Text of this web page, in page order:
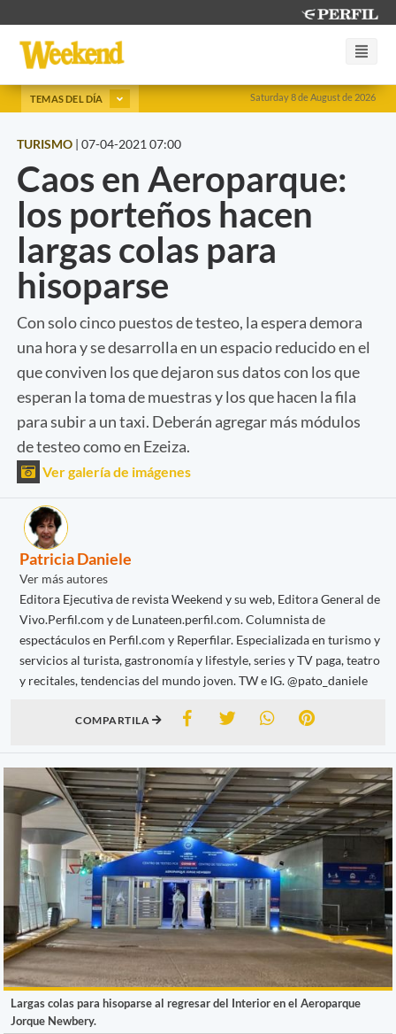
Saturday 8 de August de 2026
TEMAS DEL DÍA
TURISMO | 07-04-2021 07:00
Caos en Aeroparque:
los porteños hacen
largas colas para
hisoparse
Con solo cinco puestos de testeo, la espera demora
una hora y se desarrolla en un espacio reducido en el
que conviven los que dejaron sus datos con los que
esperan la toma de muestras y los que hacen la fila
para subir a un taxi. Deberán agregar más módulos
de testeo como en Ezeiza.
Ver galería de imágenes
Patricia Daniele
Ver más autores
Editora Ejecutiva de revista Weekend y su web, Editora General de
Vivo.Perfil.com y de Lunateen.perfil.com. Columnista de
espectáculos en Perfil.com y Reperfilar. Especializada en turismo y
servicios al turista, gastronomía y lifestyle, series y TV paga, teatro
y recitales, tendencias del mundo joven. TW e IG. @pato_daniele
COMPARTILA
Largas colas para hisoparse al regresar del Interior en el Aeroparque
Jorque Newbery.